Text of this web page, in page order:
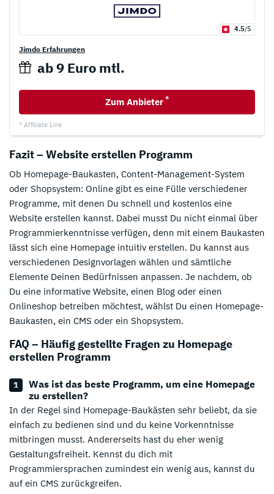
4.5/5
Jimdo Erfahrungen
ab 9 Euro mtl.
Zum Anbieter *
* Affiliate Link
Fazit – Website erstellen Programm
Ob Homepage-Baukasten, Content-Management-System
oder Shopsystem: Online gibt es eine Fülle verschiedener
Programme, mit denen Du schnell und kostenlos eine
Website erstellen kannst. Dabei musst Du nicht einmal über
Programmierkenntnisse verfügen, denn mit einem Baukasten
lässt sich eine Homepage intuitiv erstellen. Du kannst aus
verschiedenen Designvorlagen wählen und sämtliche
Elemente Deinen Bedürfnissen anpassen. Je nachdem, ob
Du eine informative Website, einen Blog oder einen
Onlineshop betreiben möchtest, wählst Du einen Homepage-
Baukasten, ein CMS oder ein Shopsystem.
FAQ – Häufig gestellte Fragen zu Homepage
erstellen Programm
Was ist das beste Programm, um eine Homepage
zu erstellen?
In der Regel sind Homepage-Baukästen sehr beliebt, da sie
einfach zu bedienen sind und du keine Vorkenntnisse
mitbringen musst. Andererseits hast du eher wenig
Gestaltungsfreiheit. Kennst du dich mit
Programmiersprachen zumindest ein wenig aus, kannst du
auf ein CMS zurückgreifen.